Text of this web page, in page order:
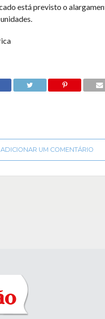
está previsto o
ADICIONAR UM COMENTÁRIO